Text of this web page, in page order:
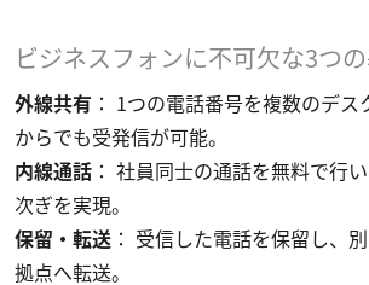
ビジネスフォンに不可欠な3つ
外線共有： 1つの電話番号を複数のデス
からでも受発信が可能。
内線通話： 社員同士の通話を無料で行
次ぎを実現。
保留・転送： 受信した電話を保留し、
拠点へ転送。